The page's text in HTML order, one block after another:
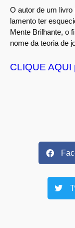
O autor de um livro
lamento ter
Mente Brilhante, o
nome da teoria de
CLIQUE AQUI